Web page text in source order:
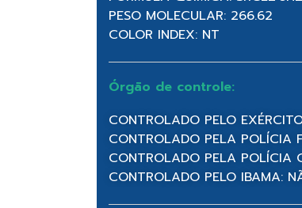
PESO MOLECULAR: 266.62
COLOR INDEX: NT
Órgão de controle:
CONTROLADO PELO
CONTROLADO PELA POLÍCIA
CONTROLADO PELA POLÍCIA
CONTROLADO PELO IBAMA: